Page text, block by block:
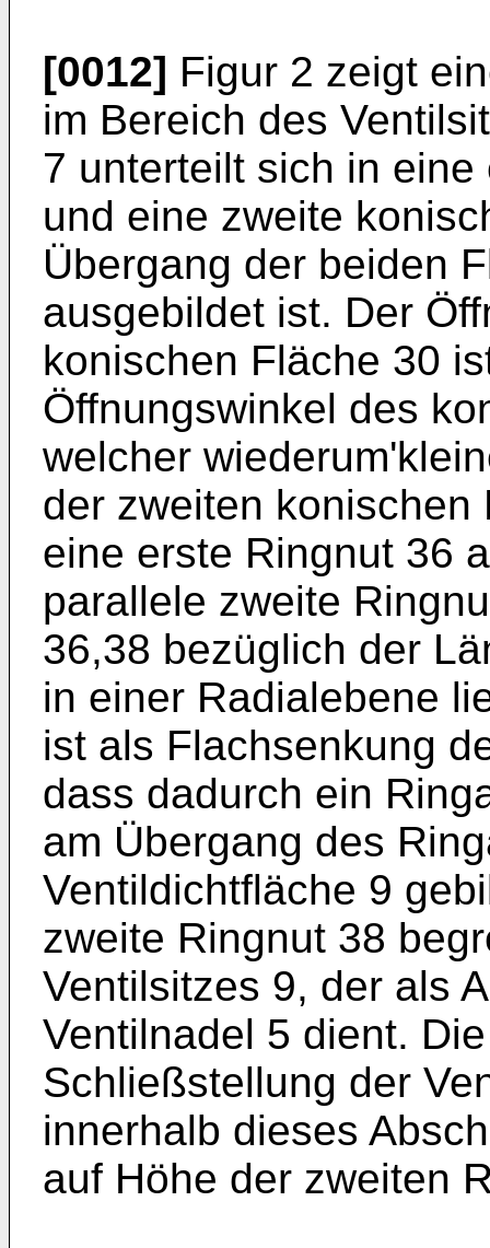
[0012] Figur 2 zeigt
im Bereich des
7 unterteilt sich in
und eine zweite
Übergang der beiden
ausgebildet ist. Der
konischen Fläche 30
Öffnungswinkel des
welcher
der zweiten konischen
eine erste Ringnut 36
parallele zweite
36,38 bezüglich der
in einer Radialebene
ist als Flachsenkung
dass dadurch ein
am Übergang des
Ventildichtfläche 9
zweite Ringnut 38
Ventilsitzes 9, der als
Ventilnadel 5 dient.
Schließstellung der
innerhalb dieses
auf Höhe der zweiten